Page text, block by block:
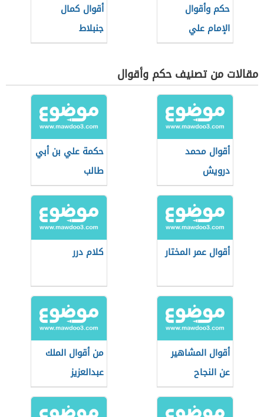
حكم وأقوال
الإمام علي
أقوال كمال
جنبلاط
مقالات من تصنيف حكم وأقوال
أقوال محمد
درويش
حكمة علي بن أبي
طالب
أقوال عمر المختار كلام درر
أقوال المشاهير
عن النجاح
من أقوال الملك
عبدالعزيز